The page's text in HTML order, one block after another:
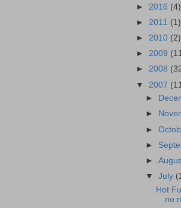
► 2016 (4)
► 2011 (1)
► 2010 (2)
► 2009
► 2008
▼ 2007
►
►
►
►
►
▼July
Hot
no